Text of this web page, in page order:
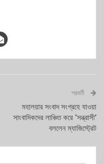
পরবর্তী
মহালয়ার সংবাদ সংগ্রহে যাওয়া
সাংবাদিকদের লাঞ্চিত করে ‘সন্ত্রাসী’
বললেন ম্যাজিস্ট্রেট